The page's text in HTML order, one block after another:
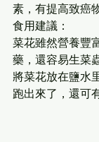
素，有提高致癌
食用建議：
菜花雖然營養豐
藥，還容易生菜
將菜花放在鹽水
跑出來了，還可